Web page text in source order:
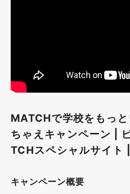
MATCHで学校をもっ
ちゃえキャンペーン |
TCHスペシャルサイト
キャンペーン概要